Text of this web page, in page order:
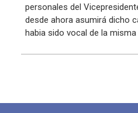
personales del
desde ahora asumirá dicho
habia sido vocal de la misma